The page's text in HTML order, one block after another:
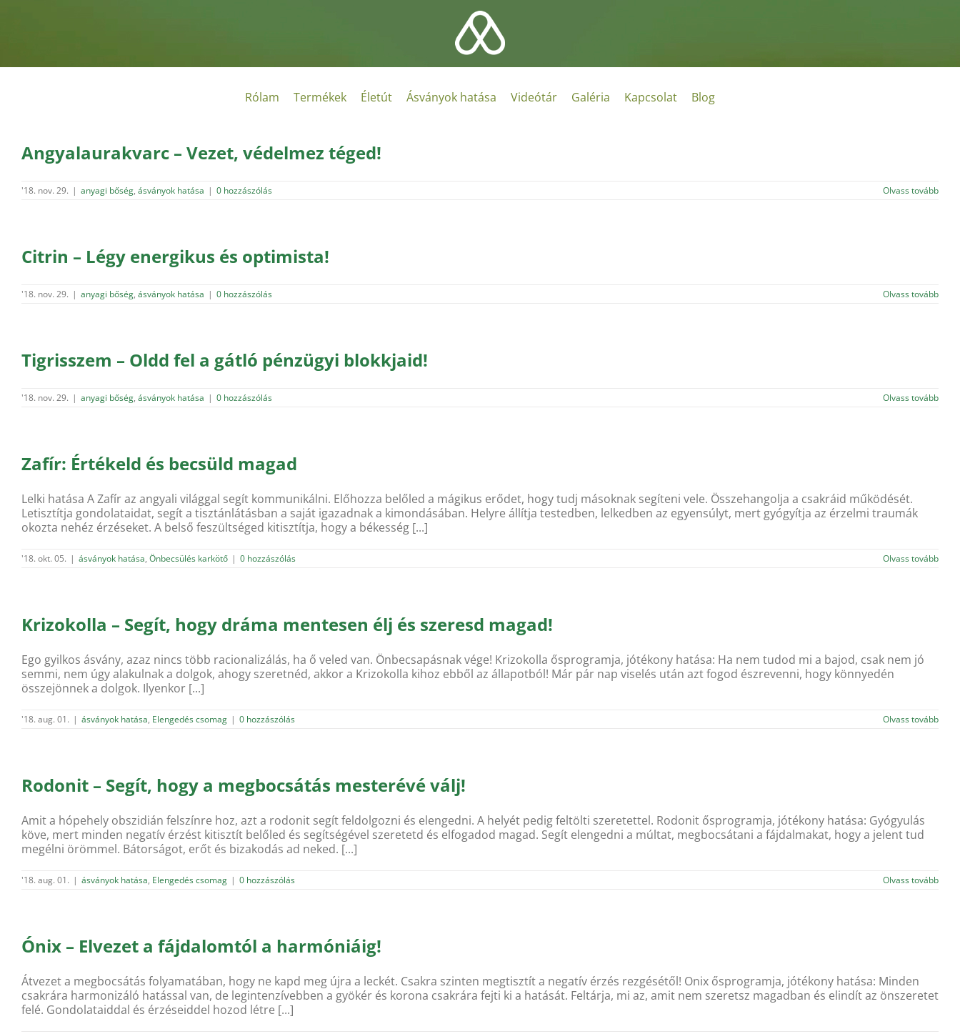
Rólam Termékek Életút Ásványok hatása Videótár Galéria Kapcsolat Blog
Angyalaurakvarc – Vezet, védelmez téged!
'18. nov. 29. | anyagi bőség, ásványok hatása | 0 hozzászólás Olvass tovább
Citrin – Légy energikus és optimista!
'18. nov. 29. | anyagi bőség, ásványok hatása | 0 hozzászólás Olvass tovább
Tigrisszem – Oldd fel a gátló pénzügyi blokkjaid!
'18. nov. 29. | anyagi bőség, ásványok hatása | 0 hozzászólás Olvass tovább
Zafír: Értékeld és becsüld magad
Lelki hatása A Zafír az angyali világgal segít kommunikálni. Előhozza belőled a mágikus erődet, hogy tudj másoknak segíteni vele. Összehangolja a csakráid működését.
Letisztítja gondolataidat, segít a tisztánlátásban a saját igazadnak a kimondásában. Helyre állítja testedben, lelkedben az egyensúlyt, mert gyógyítja az érzelmi traumák
okozta nehéz érzéseket. A belső feszültséged kitisztítja, hogy a békesség [...]
'18. okt. 05. | ásványok hatása, Önbecsülés karkötő | 0 hozzászólás Olvass tovább
Krizokolla – Segít, hogy dráma mentesen élj és szeresd magad!
Ego gyilkos ásvány, azaz nincs több racionalizálás, ha ő veled van. Önbecsapásnak vége! Krizokolla ősprogramja, jótékony hatása: Ha nem tudod mi a bajod, csak nem jó
semmi, nem úgy alakulnak a dolgok, ahogy szeretnéd, akkor a Krizokolla kihoz ebből az állapotból! Már pár nap viselés után azt fogod észrevenni, hogy könnyedén
összejönnek a dolgok. Ilyenkor [...]
'18. aug. 01. | ásványok hatása, Elengedés csomag | 0 hozzászólás Olvass tovább
Rodonit – Segít, hogy a megbocsátás mesterévé válj!
Amit a hópehely obszidián felszínre hoz, azt a rodonit segít feldolgozni és elengedni. A helyét pedig feltölti szeretettel. Rodonit ősprogramja, jótékony hatása: Gyógyulás
köve, mert minden negatív érzést kitisztít belőled és segítségével szeretetd és elfogadod magad. Segít elengedni a múltat, megbocsátani a fájdalmakat, hogy a jelent tud
megélni örömmel. Bátorságot, erőt és bizakodás ad neked. [...]
'18. aug. 01. | ásványok hatása, Elengedés csomag | 0 hozzászólás Olvass tovább
Ónix – Elvezet a fájdalomtól a harmóniáig!
Átvezet a megbocsátás folyamatában, hogy ne kapd meg újra a leckét. Csakra szinten megtisztít a negatív érzés rezgésétől! Onix ősprogramja, jótékony hatása: Minden
csakrára harmonizáló hatással van, de legintenzívebben a gyökér és korona csakrára fejti ki a hatását. Feltárja, mi az, amit nem szeretsz magadban és elindít az önszeretet
felé. Gondolataiddal és érzéseiddel hozod létre [...]